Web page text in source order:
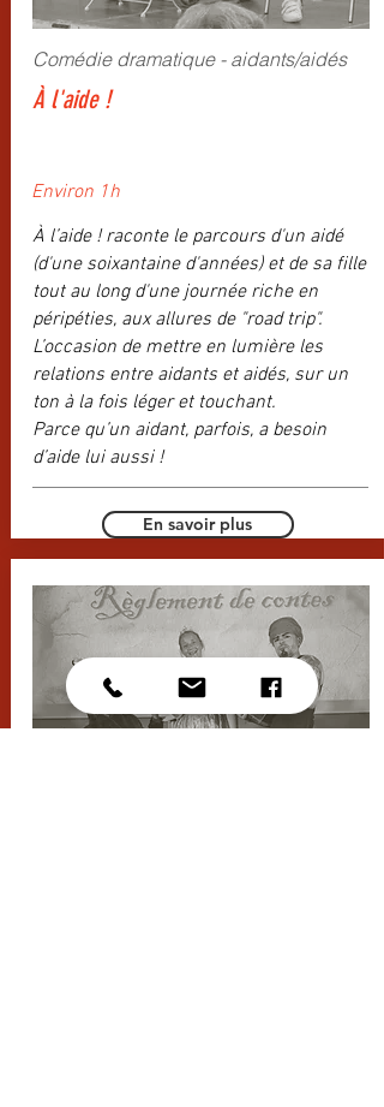
Comédie dramatique - aidants/aidés
À l'aide !
Environ 1h
À l’aide ! raconte le parcours d'un aidé
(d'une soixantaine d'années) et de sa fille
tout au long d'une journée riche en
péripéties, aux allures de "road trip".
L’occasion de mettre en lumière les
relations entre aidants et aidés, sur un
ton à la fois léger et touchant.
Parce qu’un aidant, parfois, a besoin
d’aide lui aussi !
En savoir plus